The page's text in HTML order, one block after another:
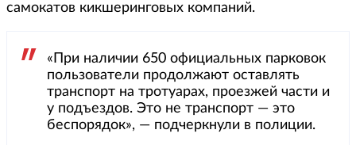
самокатов кикшеринговых компаний.
«При наличии 650 официальных парковок
пользователи продолжают оставлять
транспорт на тротуарах, проезжей части и
у подъездов. Это не транспорт — это
беспорядок», — подчеркнули в полиции.